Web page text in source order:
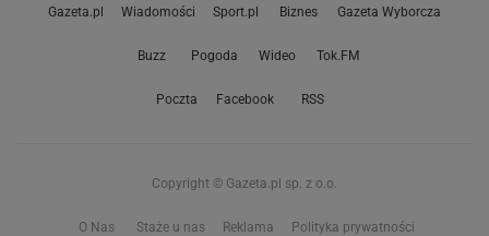
Gazeta.pl Wiadomości Sport.pl Biznes Gazeta Wyborcza
Buzz Pogoda Wideo Tok.FM
Poczta Facebook RSS
Copyright © Gazeta.pl sp. z o.o.
O Nas Staże u nas Reklama Polityka prywatności